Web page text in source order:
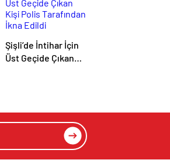
Şişli’de İntihar İçin
Üst Geçide Çıkan